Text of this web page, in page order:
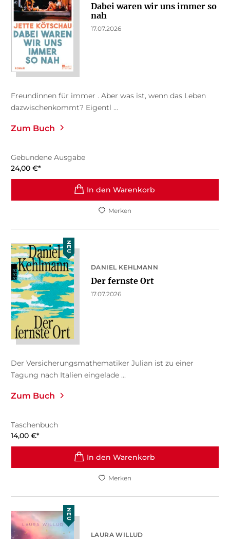
Dabei waren wir uns immer so
nah
17.07.2026
Freundinnen für immer . Aber was ist, wenn das Leben
dazwischenkommt? Eigentl ...
Zum Buch
Gebundene Ausgabe
24,00 €*
In den Warenkorb
Merken
NEU
DANIEL KEHLMANN
Der fernste Ort
17.07.2026
Der Versicherungsmathematiker Julian ist zu einer
Tagung nach Italien eingelade ...
Zum Buch
Taschenbuch
14,00 €*
In den Warenkorb
Merken
NEU
LAURA WILLUD